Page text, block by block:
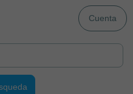
Cuenta